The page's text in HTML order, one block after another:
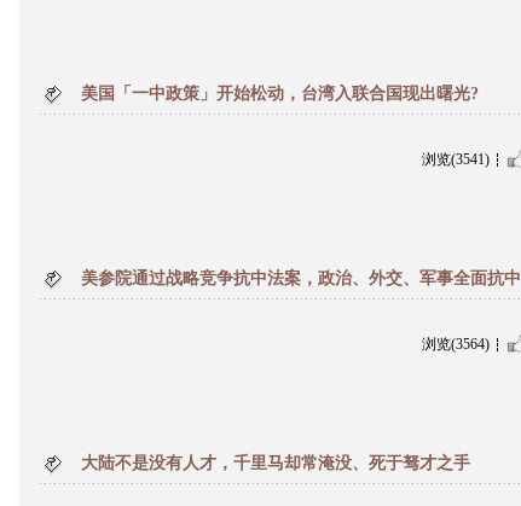
美国「一中政策」开始松动，台湾入联合国现出曙光?
浏览(3541)
美参院通过战略竞争抗中法案，政治、外交、军事全面抗中
浏览(3564)
大陆不是没有人才，千里马却常淹没、死于驽才之手